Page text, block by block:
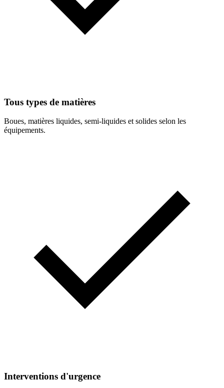
Tous types de matières
Boues, matières liquides, semi-liquides et solides selon les
équipements.
Interventions d'urgence